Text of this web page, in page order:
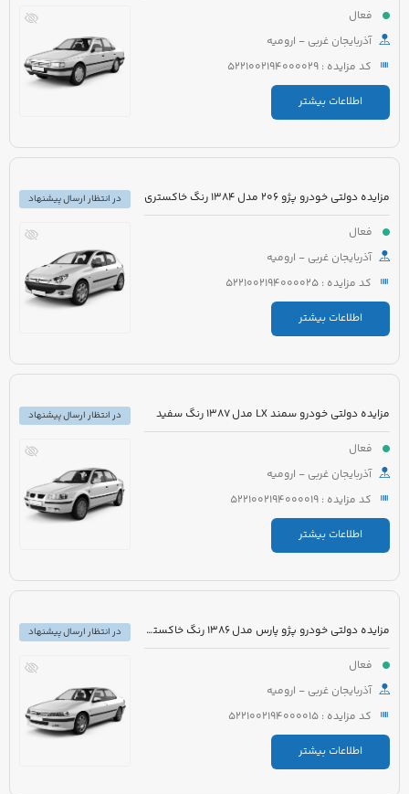
فعال
آذربایجان غربی - ارومیه
کد مزایده : 5221002194000029
اطلاعات بیشتر
مزایده دولتی خودرو پژو 206 مدل 1384 رنگ خاکستری
فعال
آذربایجان غربی - ارومیه
کد مزایده : 5221002194000025
اطلاعات بیشتر
در انتظار ارسال پیشنهاد
مزایده دولتی خودرو سمند LX مدل 1387 رنگ سفید
فعال
آذربایجان غربی - ارومیه
کد مزایده : 5221002194000019
اطلاعات بیشتر
در انتظار ارسال پیشنهاد
مزایده دولتی خودرو پژو پارس مدل 1386 رنگ خاکستری
فعال
آذربایجان غربی - ارومیه
کد مزایده : 5221002194000015
اطلاعات بیشتر
در انتظار ارسال پیشنهاد